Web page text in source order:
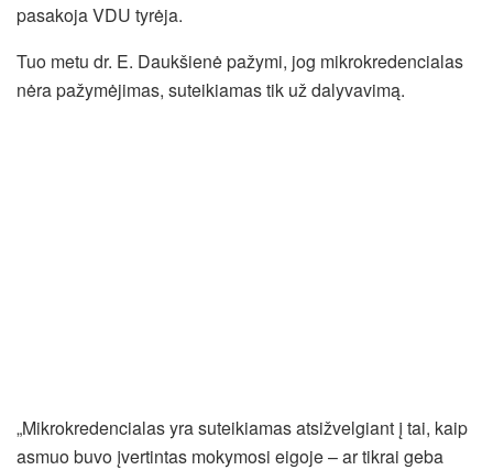
pasakoja VDU tyrėja.
Tuo metu dr. E. Daukšienė pažymi, jog mikrokredencialas
nėra pažymėjimas, suteikiamas tik už dalyvavimą.
„Mikrokredencialas yra suteikiamas atsižvelgiant į tai, kaip
asmuo buvo įvertintas mokymosi eigoje – ar tikrai geba